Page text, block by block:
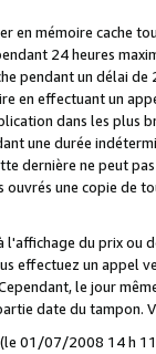
en mémoire cache
24 heures
pendant un délai
en effectuant un
dans les plus
une durée
dernière ne peut
une copie de
l'affichage du prix
effectuez un appel
le jour
date du tampon.
(le 01/07/2008 14 h